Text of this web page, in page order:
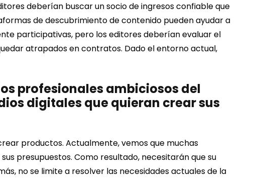
deberían buscar un socio de ingresos confiable que
de descubrimiento de contenido pueden ayudar a
participativas, pero los editores deberían evaluar el
atrapados en contratos. Dado el entorno actual,
profesionales ambiciosos del
digitales que quieran crear sus
productos. Actualmente, vemos que muchas
presupuestos. Como resultado, necesitarán que su
no se limite a resolver las necesidades actuales de la